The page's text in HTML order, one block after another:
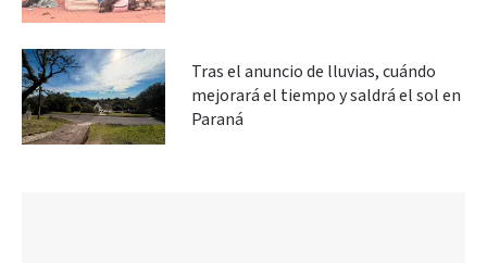
Tras el anuncio de lluvias, cuándo
mejorará el tiempo y saldrá el sol en
Paraná